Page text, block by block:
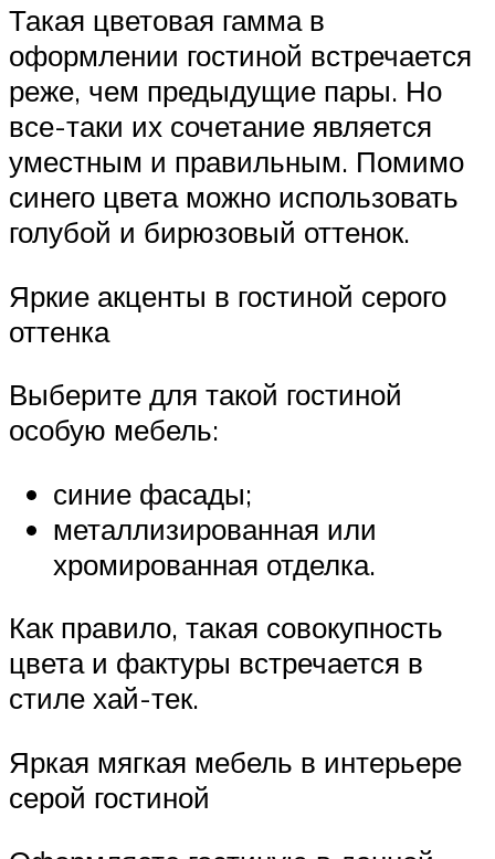
Такая цветовая гамма в
оформлении гостиной встречается
реже, чем предыдущие пары. Но
все-таки их сочетание является
уместным и правильным. Помимо
синего цвета можно использовать
голубой и бирюзовый оттенок.
Яркие акценты в гостиной серого
оттенка
Выберите для такой гостиной
особую мебель:
синие фасады;
металлизированная или
хромированная отделка.
Как правило, такая совокупность
цвета и фактуры встречается в
стиле хай-тек.
Яркая мягкая мебель в интерьере
серой гостиной